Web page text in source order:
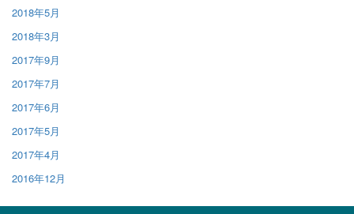
2018年5月
2018年3月
2017年9月
2017年7月
2017年6月
2017年5月
2017年4月
2016年12月